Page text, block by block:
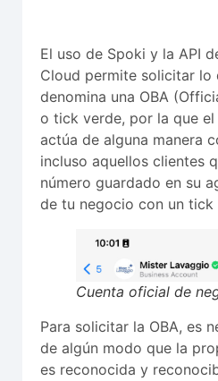
El uso de Spoki y la API
Cloud permite solicitar lo
denomina una OBA
o tick verde, por la que
actúa de alguna manera
incluso aquellos clientes
número guardado en su
de tu negocio con un tick
Cuenta oficial de
Para solicitar la OBA, es
de algún modo que la
es reconocida y